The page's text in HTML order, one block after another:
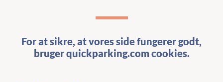
For at sikre, at vores side fungerer godt,
bruger quickparking.com cookies.